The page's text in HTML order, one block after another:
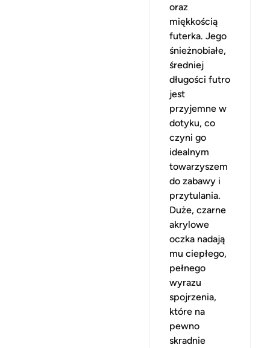
oraz
miękkością
futerka. Jego
śnieżnobiałe,
średniej
długości futro
jest
przyjemne w
dotyku, co
czyni go
idealnym
towarzyszem
do zabawy i
przytulania.
Duże, czarne
akrylowe
oczka nadają
mu ciepłego,
pełnego
wyrazu
spojrzenia,
które na
pewno
skradnie